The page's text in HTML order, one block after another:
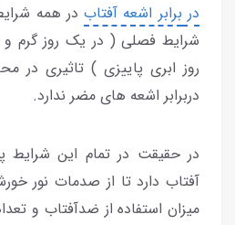
در برابر اشعه آفتابدر همه
شرایط فصلی ( در یک روز گرم و
روز ابری پاییزی ) تاثیری در
دربرابر اشعه های مضر ندارد.
در حقیقت در تمام این
آفتاب دارد تا از صدمات نور
میزان استفاده از ضدآفتاب و